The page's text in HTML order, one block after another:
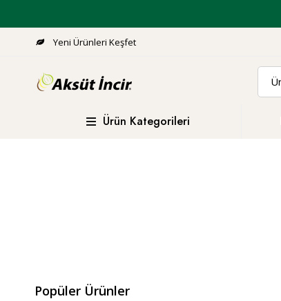
Yeni Ürünleri Keşfet
Ürün Kategorileri
Popüler Ürünler